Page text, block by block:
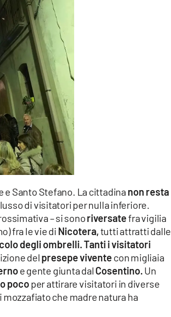
e Santo Stefano. La cittadina non resta
di visitatori per nulla inferiore.
– si sonoriversatefra vigilia
fra le vie di Nicotera,tutti attratti dalle
degli ombrelli. Tanti i visitatori
del presepe vivente con migliaia
e gente giunta dal Cosentino. Un
pocoper attirare visitatori in diverse
che madre natura ha